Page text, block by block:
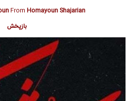
From Homayoun Shajarian
بازپخش